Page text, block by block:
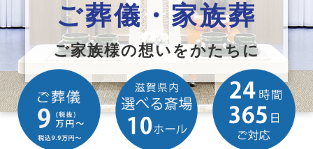
ご葬儀・家族葬
ご家族様の想いをかたちに